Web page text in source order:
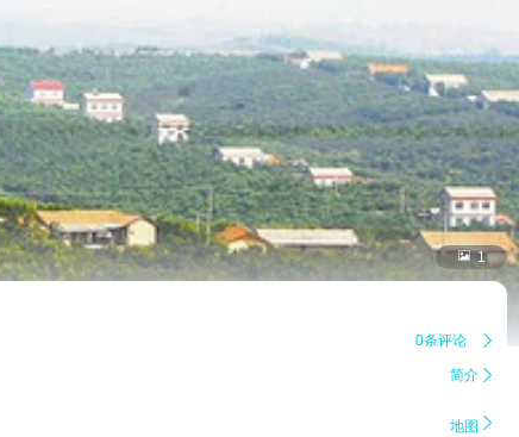
 1
0条评论 
简介 
地图 